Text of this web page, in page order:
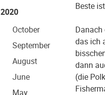
2020
October
September
August
June
May
Beste
Danach
das ich
dann
(die